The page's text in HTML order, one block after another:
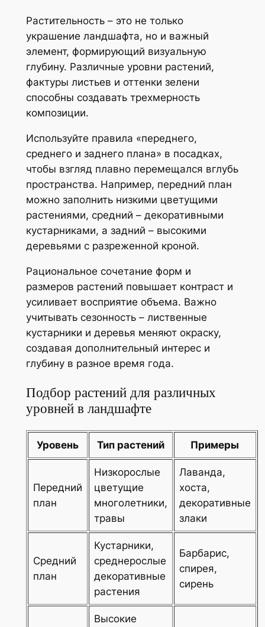
Растительность – это не только
украшение ландшафта, но и важный
элемент, формирующий визуальную
глубину. Различные уровни растений,
фактуры листьев и оттенки зелени
способны создавать трехмерность
композиции.
Используйте правила «переднего,
среднего и заднего плана» в посадках,
чтобы взгляд плавно перемещался вглубь
пространства. Например, передний план
можно заполнить низкими цветущими
растениями, средний – декоративными
кустарниками, а задний – высокими
деревьями с разреженной кроной.
Рациональное сочетание форм и
размеров растений повышает контраст и
усиливает восприятие объема. Важно
учитывать сезонность – лиственные
кустарники и деревья меняют окраску,
создавая дополнительный интерес и
глубину в разное время года.
Подбор растений для различных
уровней в ландшафте
Уровень Тип растений Примеры
Передний
план
Низкорослые
цветущие
многолетники,
травы
Лаванда,
хоста,
декоративные
злаки
Средний
план
Кустарники,
среднерослые
декоративные
растения
Барбарис,
спирея,
сирень
Высокие